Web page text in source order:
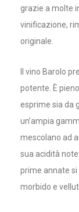
grazie a molte
vinificazione,
originale.
Il vino Barolo
potente. È
esprime sia da
un’ampia
mescolano ad
sua acidità
prime annate si
morbido e